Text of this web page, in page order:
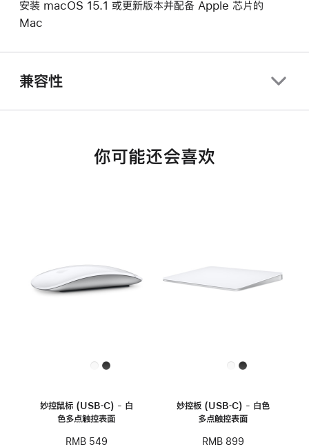
安装 macOS 15.1 或更新版本并配备 Apple 芯片的
Mac
兼容性
你可能还会喜欢
妙控鼠标 (USB‑C) - 白
色多点触控表面
RMB 549
妙控板 (USB‑C) - 白色
多点触控表面
RMB 899